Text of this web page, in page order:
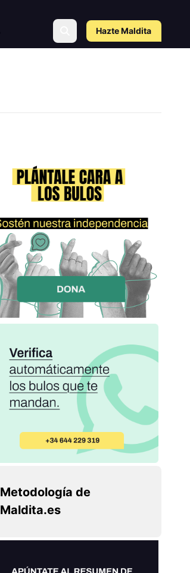
Hazte Maldita
Metodología de
Maldita.es